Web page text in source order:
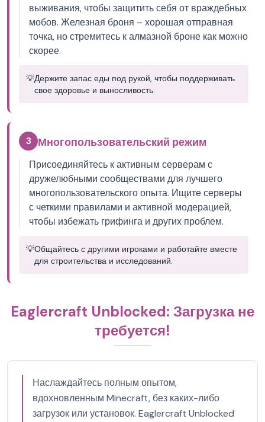
выживания, чтобы защитить себя от враждебных
мобов. Железная броня – хорошая отправная
точка, но стремитесь к алмазной броне как можно
скорее.
💡Держите запас еды под рукой, чтобы поддерживать
свое здоровье и выносливость.
3 Многопользовательский режим
Присоединяйтесь к активным серверам с
дружелюбными сообществами для лучшего
многопользовательского опыта. Ищите серверы
с четкими правилами и активной модерацией,
чтобы избежать грифинга и других проблем.
💡Общайтесь с другими игроками и работайте вместе
для строительства и исследований.
Eaglercraft Unblocked: Загрузка не
требуется!
Наслаждайтесь полным опытом,
вдохновленным Minecraft, без каких-либо
загрузок или установок. Eaglercraft Unblocked